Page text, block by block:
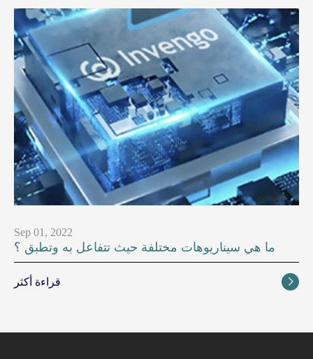
Sep 01, 2022
ما هي سيناريوهات مختلفة حيث تتفاعل به وتطبق ؟
قراءة أكثر 